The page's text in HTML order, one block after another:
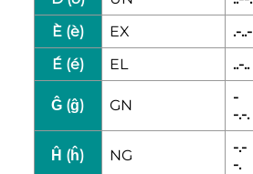
È (è)
EX .-..-
É (é)
EL ..-..
Ĝ (ĝ) GN
-
-.-.
Ĥ (ĥ) NG
-.-
-.